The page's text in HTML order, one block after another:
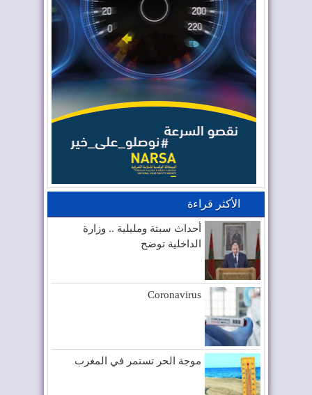
الأكثر قراءة
أحداث سبتة ومليلية .. وزارة
الداخلية توضح
Coronavirus
موجة الحر تستمر في المغرب